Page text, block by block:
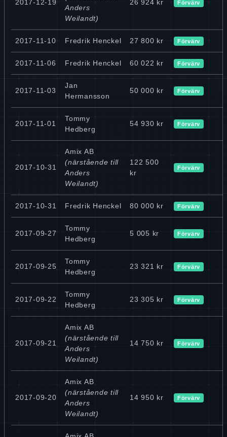
2017-12-19
Anders
Weilandt)
26 924 kr Förvärv
2017-11-10 Fredrik Henckel 27 800 kr Förvärv
2017-11-06 Fredrik Henckel 60 022 kr Förvärv
2017-11-03
Jan
Hermansson
50 000 kr Förvärv
2017-11-01
Tommy
Hedberg
54 930 kr Förvärv
2017-10-31
Amix AB
(närstående till
Anders
Weilandt)
122 500
kr
Förvärv
2017-10-31 Fredrik Henckel 80 000 kr Förvärv
2017-09-27
Tommy
Hedberg
5 005 kr Förvärv
2017-09-25
Tommy
Hedberg
23 321 kr Förvärv
2017-09-22
Tommy
Hedberg
23 305 kr Förvärv
2017-09-21
Amix AB
(närstående till
Anders
Weilandt)
14 750 kr Förvärv
2017-09-20
Amix AB
(närstående till
Anders
Weilandt)
14 950 kr Förvärv